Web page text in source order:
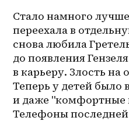
Стало намного
переехала в
снова любила
до появления
в карьеру. Злость на
Теперь у детей было
и даже "комфортные
Телефоны